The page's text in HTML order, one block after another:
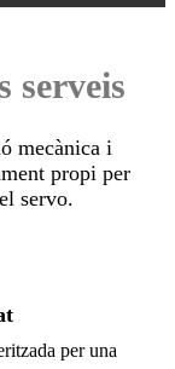
serveis
mecànica i
propi per
servo.
per una